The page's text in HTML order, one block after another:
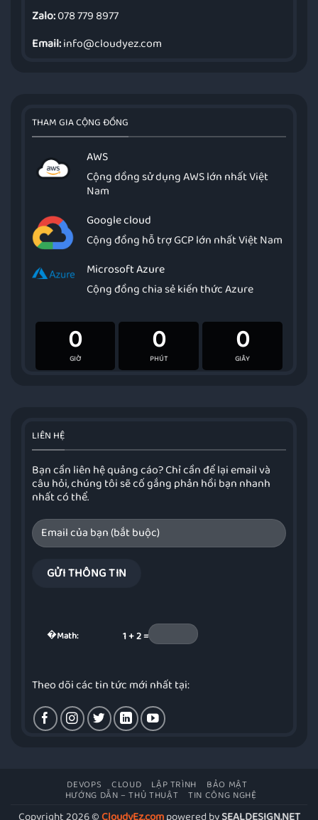
Zalo:078 779 8977
Email:info@cloudyez.com
THAM GIA CỘNG ĐỒNG
AWS
Cộng dồng sử dụng AWS lớn nhất Việt
Nam
Google cloud
Cộng đồng hỗ trợ GCP lớn nhất Việt Nam
Microsoft Azure
Cộng đồng chia sẻ kiến thức Azure
0
GIỜ 0
PHÚT 0
GIÂY
LIÊN HỆ
Bạn cần liên hệ quảng cáo? Chỉ cần để lại email và
câu hỏi, chúng tôi sẽ cố gắng phản hồi bạn nhanh
nhất có thể.
�Math: 1 + 2 =
Theo dõi các tin tức mới nhất tại:
DEVOPS CLOUD LẬP TRÌNH BẢO MẬT
HƯỚNG DẪN – THỦ THUẬT TIN CÔNG NGHỆ